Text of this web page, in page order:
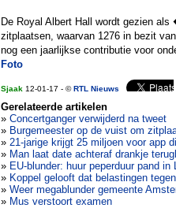
De Royal Albert Hall wordt gezien
zitplaatsen, waarvan 1276 in bezit
nog een jaarlijkse contributie voor
Foto
Sjaak 12-01-17 - ©RTL Nieuws
Gerelateerde artikelen
» Concertganger verwijderd na tweet
» Burgemeester op de vuist om
» 21-jarige krijgt 25 miljoen voor app
» Man laat date achteraf drankje
» EU-blunder: huur peperduur pand
» Koppel gelooft dat belastingen
» Weer megablunder gemeente
» Mus verstoort examen